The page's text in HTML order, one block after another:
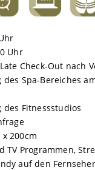
Uhr
Check-Out nach
Spa-Bereiches
Fitnessstudios
200cm
TV Programmen,
auf den